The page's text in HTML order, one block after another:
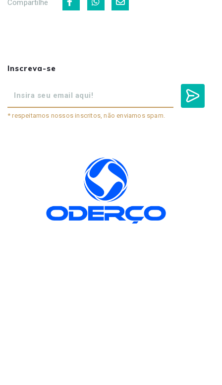
Compartilhe
Inscreva-se
* respeitamos nossos inscritos, não enviamos spam.